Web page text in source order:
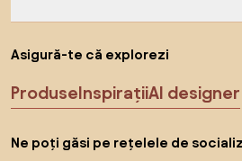
Asigură-te că explorezi
ProduseInspirațiiAI designer
Ne poți găsi pe rețelele de